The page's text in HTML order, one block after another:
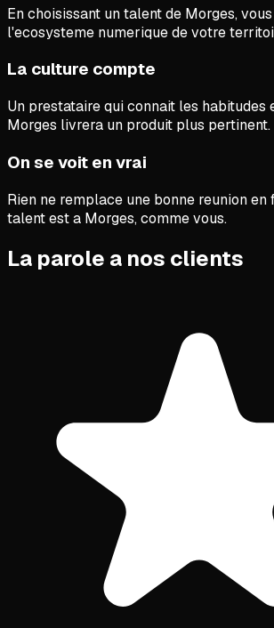
En choisissant un talent de Morges,
l'ecosysteme numerique de votre
La culture compte
Un prestataire qui connait les habitudes
Morges livrera un produit plus pertinent.
On se voit en vrai
Rien ne remplace une bonne reunion
talent est a Morges, comme vous.
La parole a nos clients